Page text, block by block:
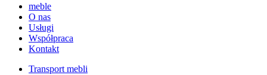
meble
O nas
Usługi
Współpraca
Kontakt
Transport mebli